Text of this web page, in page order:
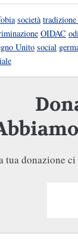
società
OIDAC
Unito social
tua donazione